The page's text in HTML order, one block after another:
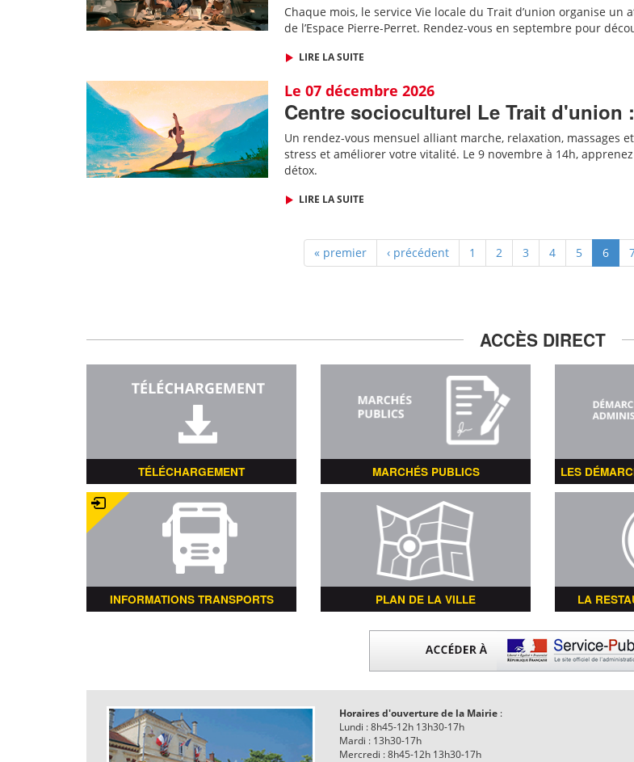
Chaque mois, le service Vie locale du Trait d’union organise
de l’Espace Pierre-Perret. Rendez-vous en septembre pour
LIRE LA SUITE
Le 07 décembre 2026
Centre socioculturel Le Trait d'union
Un rendez-vous mensuel alliant marche, relaxation, massages
stress et améliorer votre vitalité. Le 9 novembre à 14h,
détox.
LIRE LA SUITE
« premier ‹ précédent 1 2 3 4 5 6
ACCÈS DIRECT
TÉLÉCHARGEMENT MARCHÉS PUBLICS LES
INFORMATIONS TRANSPORTS PLAN DE LA VILLE LA
Horaires d'ouverture de la Mairie:
Lundi : 8h45-12h 13h30-17h
Mardi : 13h30-17h
Mercredi : 8h45-12h 13h30-17h